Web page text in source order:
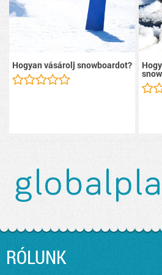
Hogyan vásárolj snowboardot?
RÓLUNK